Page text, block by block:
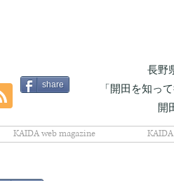
share
長野
「開田を知っ
開
KAIDA web magazine